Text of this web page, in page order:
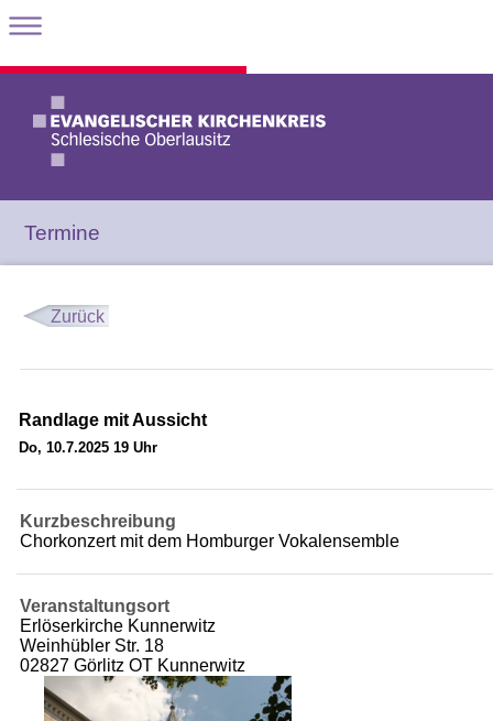
Termine
Zurück
Randlage mit Aussicht
Do, 10.7.2025 19 Uhr
Kurzbeschreibung
Chorkonzert mit dem Homburger Vokalensemble
Veranstaltungsort
Erlöserkirche Kunnerwitz
Weinhübler Str. 18
02827 Görlitz OT Kunnerwitz